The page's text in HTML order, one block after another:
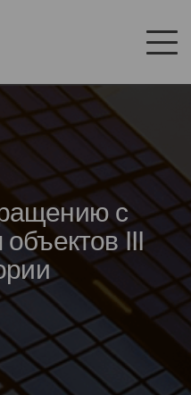
с
III